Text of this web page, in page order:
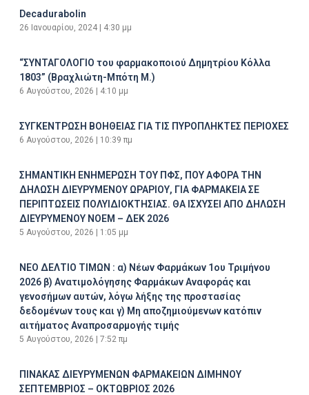
Decadurabolin
26 Ιανουαρίου, 2024 4:30 μμ
“ΣΥΝΤΑΓΟΛΟΓΙΟ του φαρμακοποιού Δημητρίου Κόλλα
1803” (Βραχλιώτη-Μπότη Μ.)
6 Αυγούστου, 2026 4:10 μμ
ΣΥΓΚΕΝΤΡΩΣΗ ΒΟΗΘΕΙΑΣ ΓΙΑ ΤΙΣ ΠΥΡΟΠΛΗΚΤΕΣ ΠΕΡΙΟΧΕΣ
6 Αυγούστου, 2026 10:39 πμ
ΣΗΜΑΝΤΙΚΗ ΕΝΗΜΕΡΩΣΗ ΤΟΥ ΠΦΣ, ΠΟΥ ΑΦΟΡΑ ΤΗΝ
ΔΗΛΩΣΗ ΔΙΕΥΡΥΜΕΝΟΥ ΩΡΑΡΙΟΥ, ΓΙΑ ΦΑΡΜΑΚΕΙΑ ΣΕ
ΠΕΡΙΠΤΩΣΕΙΣ ΠΟΛΥΙΔΙΟΚΤΗΣΙΑΣ. ΘΑ ΙΣΧΥΣΕΙ ΑΠΟ ΔΗΛΩΣΗ
ΔΙΕΥΡΥΜΕΝΟΥ ΝΟΕΜ – ΔΕΚ 2026
5 Αυγούστου, 2026 1:05 μμ
ΝΕΟ ΔΕΛΤΙΟ ΤΙΜΩΝ : α) Νέων Φαρμάκων 1ου Τριμήνου
2026 β) Ανατιμολόγησης Φαρμάκων Αναφοράς και
γενοσήμων αυτών, λόγω λήξης της προστασίας
δεδομένων τους και γ) Μη αποζημιούμενων κατόπιν
αιτήματος Αναπροσαρμογής τιμής
5 Αυγούστου, 2026 7:52 πμ
ΠΙΝΑΚΑΣ ΔΙΕΥΡΥΜΕΝΩΝ ΦΑΡΜΑΚΕΙΩΝ ΔΙΜΗΝΟΥ
ΣΕΠΤΕΜΒΡΙΟΣ – ΟΚΤΩΒΡΙΟΣ 2026